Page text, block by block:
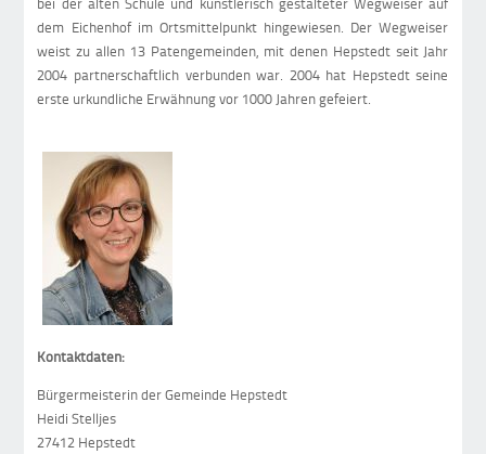
dem Eichenhof im Ortsmittelpunkt hingewiesen. Der Wegweiser
weist zu allen 13 Patengemeinden, mit denen Hepstedt seit Jahr
2004 partnerschaftlich verbunden war. 2004 hat Hepstedt seine
erste urkundliche Erwähnung vor 1000 Jahren gefeiert.
Kontaktdaten:
Bürgermeisterin der Gemeinde Hepstedt
Heidi Stelljes
27412 Hepstedt